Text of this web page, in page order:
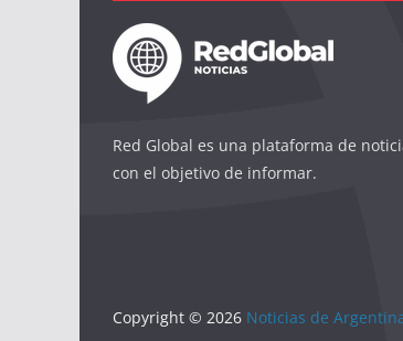
Red Global es una plataforma de
con el objetivo de informar.
Copyright © 2026 Noticias de